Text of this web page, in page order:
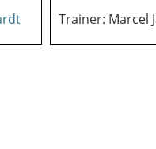
Trainer: Marcel